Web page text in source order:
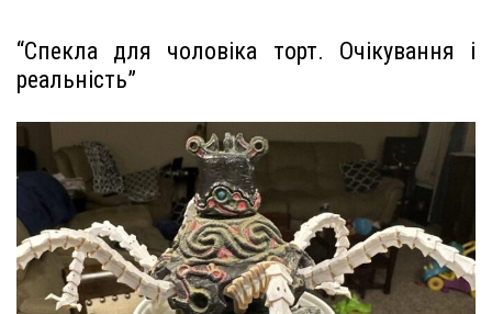
“Спекла для чоловіка торт. Очікування і
реальність”